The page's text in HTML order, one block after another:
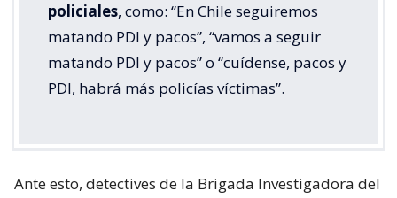
policiales, como: “En Chile seguiremos
matando PDI y pacos”, “vamos a seguir
matando PDI y pacos” o “cuídense, pacos y
PDI, habrá más policías víctimas”.
Ante esto, detectives de la Brigada Investigadora del